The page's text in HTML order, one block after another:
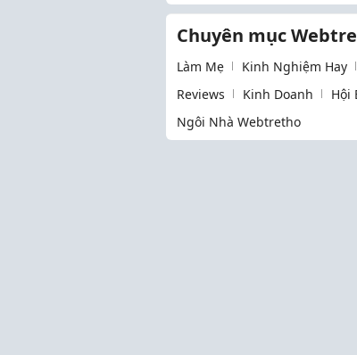
Ở Vùng Biên
Bắc?
Chuyên mục
Làm Mẹ Kinh Nghiệm Hay
Reviews
Kinh Doanh Hội
Ngôi Nhà Webtretho